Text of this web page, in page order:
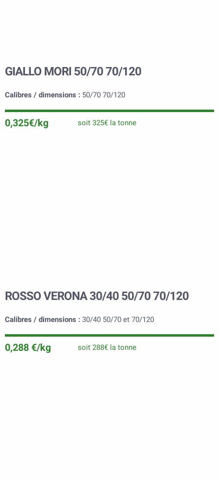
GIALLO MORI 50/70 70/120
Calibres / dimensions : 50/70 70/120
0,325€/kg soit 325€ la tonne
ROSSO VERONA 30/40 50/70 70/120
Calibres / dimensions : 30/40 50/70 et 70/120
0,288 €/kg soit 288€ la tonne